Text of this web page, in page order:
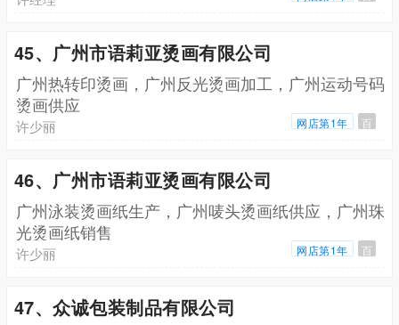
45、广州市语莉亚烫画有限公司
广州热转印烫画，广州反光烫画加工，广州运动号码
烫画供应
许少丽 网店第1年 百
46、广州市语莉亚烫画有限公司
广州泳装烫画纸生产，广州唛头烫画纸供应，广州珠
光烫画纸销售
许少丽 网店第1年 百
47、众诚包装制品有限公司